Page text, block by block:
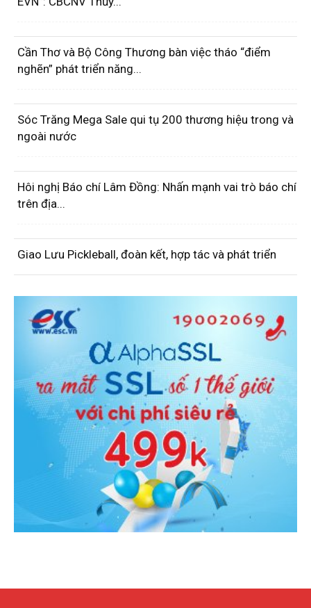
Cần Thơ và Bộ Công Thương bàn việc tháo “điểm
nghẽn” phát triển năng...
Sóc Trăng Mega Sale qui tụ 200 thương hiệu trong và
ngoài nước
Hôi nghị Báo chí Lâm Đồng: Nhấn mạnh vai trò báo chí
trên địa...
Giao Lưu Pickleball, đoàn kết, hợp tác và phát triển